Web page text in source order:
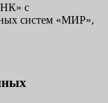
с
систем «МИР»,